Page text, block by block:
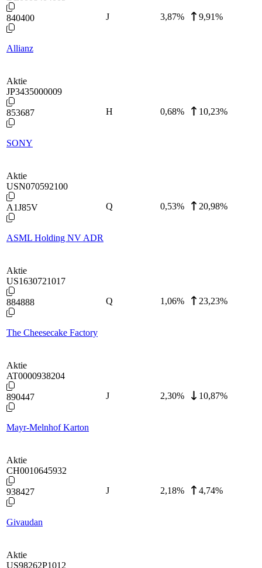
840400
Allianz
J 3,87% 9,91%
Aktie
JP3435000009
853687
SONY
H 0,68% 10,23%
Aktie
USN070592100
A1J85V
ASML Holding NV ADR
Q 0,53% 20,98%
Aktie
US1630721017
884888
The Cheesecake Factory
Q 1,06% 23,23%
Aktie
AT0000938204
890447
Mayr-Melnhof Karton
J 2,30% 10,87%
Aktie
CH0010645932
938427
Givaudan
J 2,18% 4,74%
Aktie
US98262P1012